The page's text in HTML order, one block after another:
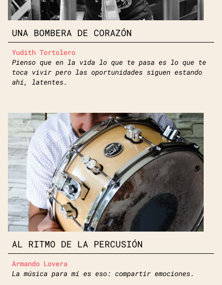
UNA BOMBERA DE CORAZÓN
Yudith Tortolero
Pienso que en la vida lo que te pasa es lo que te
toca vivir pero las oportunidades siguen estando
ahí, latentes.
AL RITMO DE LA PERCUSIÓN
Armando Lovera
La música para mí es eso: compartir emociones.